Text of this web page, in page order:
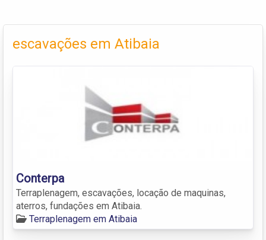
escavações em Atibaia
Conterpa
Terraplenagem, escavações, locação de maquinas,
aterros, fundações em Atibaia.
Terraplenagem em Atibaia